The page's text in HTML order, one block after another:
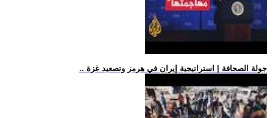
.. جولة الصحافة | استراتيجية إيران في هرمز وتصعيد غزة